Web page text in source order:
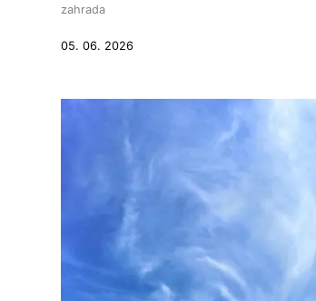
zahrada
05. 06. 2026